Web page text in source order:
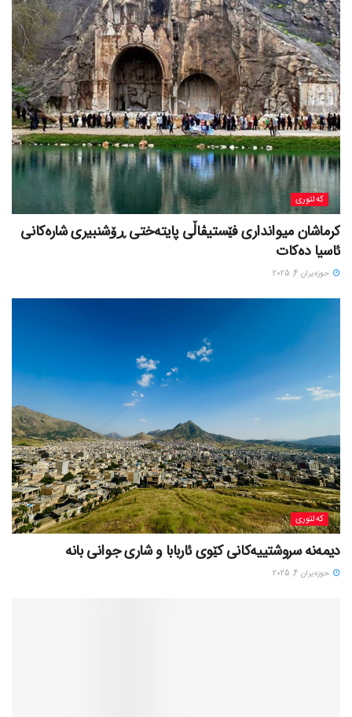
کەلتوری
کرماشان میوانداری فێستیڤاڵی پایتەختی ڕۆشنبیری شارەکانی
ئاسیا دەکات
حوزه‌یران 4, 2025
کەلتوری
حوزه‌یران 4, 2025